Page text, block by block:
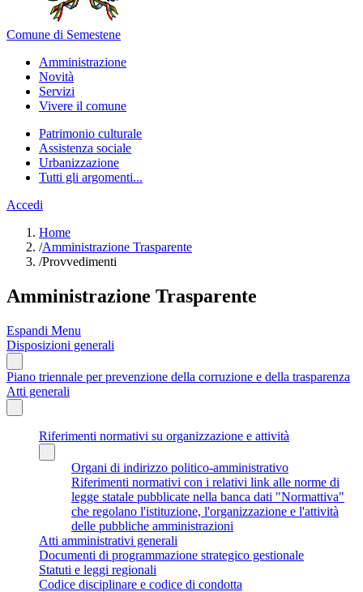
Comune di Semestene
Amministrazione
Novità
Servizi
Vivere il comune
Patrimonio culturale
Assistenza sociale
Urbanizzazione
Tutti gli argomenti...
Accedi
Home
/Amministrazione Trasparente
/Provvedimenti
Amministrazione Trasparente
Espandi Menu
Disposizioni generali
Piano triennale per prevenzione della corruzione e della trasparenza
Atti generali
Riferimenti normativi su organizzazione e attività
Organi di indirizzo politico-amministrativo
Riferimenti normativi con i relativi link alle norme di
legge statale pubblicate nella banca dati "Normattiva"
che regolano l'istituzione, l'organizzazione e l'attività
delle pubbliche amministrazioni
Atti amministrativi generali
Documenti di programmazione strategico gestionale
Statuti e leggi regionali
Codice disciplinare e codice di condotta